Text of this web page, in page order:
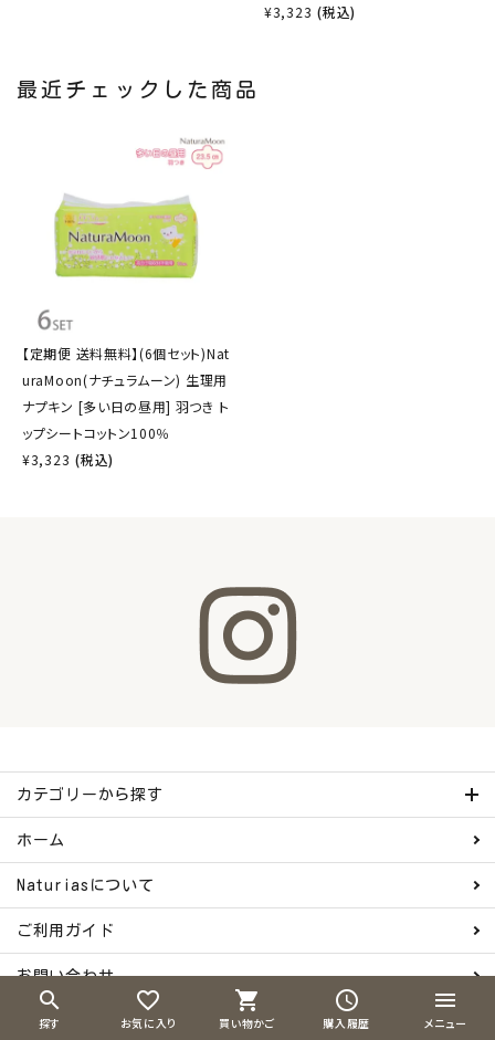
search
探す
favorite_border
お気に入り
shopping_cart
買い物かご
schedule
購入履歴
menu
メニュー
¥3,323 (税込)
最近チェックした商品
【定期便 送料無料】(6個セット)Nat
uraMoon(ナチュラムーン) 生理用
ナプキン [多い日の昼用] 羽つき ト
ップシートコットン100％
¥3,323 (税込)
カテゴリーから探す
ホーム
Naturiasについて
ご利用ガイド
お問い合わせ
会員登録